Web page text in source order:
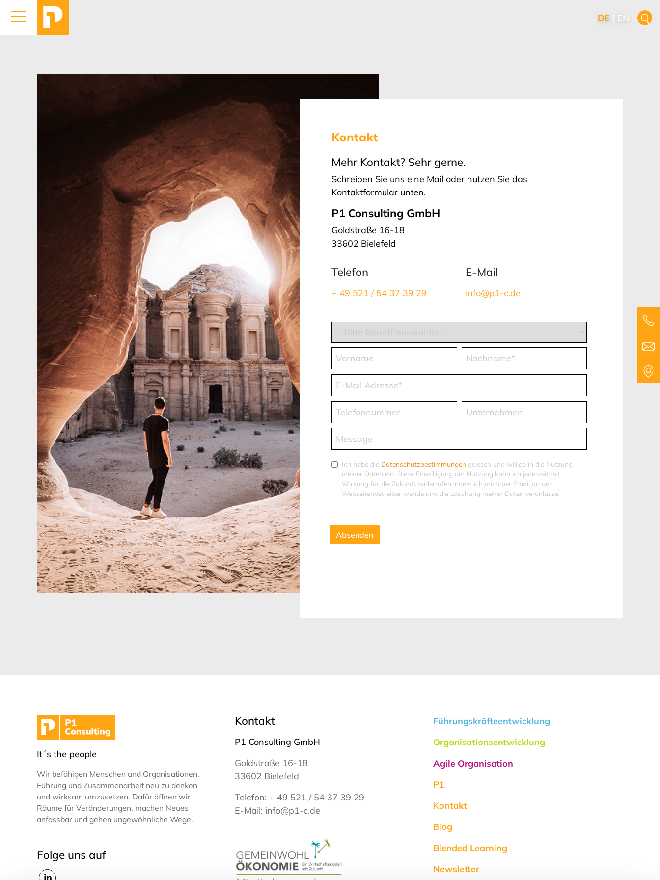
DE EN
Kontakt
Mehr Kontakt? Sehr gerne.
Schreiben Sie uns eine Mail oder nutzen Sie das
Kontaktformular unten.
P1 Consulting GmbH
Goldstraße 16-18
33602 Bielefeld
Telefon
+ 49 521 / 54 37 39 29
E-Mail
info@p1-c.de
Ich habe die Datenschutzbestimmungen gelesen und willige in die Nutzung
meiner Daten ein. Diese Einwilligung der Nutzung kann ich jederzeit mit
Wirkung für die Zukunft widerrufen indem ich mich per Email an den
Webseitenbetreiber wende und die Löschung meiner Daten veranlasse.
It´s the people
Wir befähigen Menschen und Organisationen,
Führung und Zusammenarbeit neu zu denken
und wirksam umzusetzen. Dafür öffnen wir
Räume für Veränderungen, machen Neues
anfassbar und gehen ungewöhnliche Wege.
Folge uns auf
Kontakt
P1 Consulting GmbH
Goldstraße 16-18
33602 Bielefeld
Telefon: + 49 521 / 54 37 39 29
E-Mail: info@p1-c.de
Führungskräfteentwicklung
Organisationsentwicklung
Agile Organisation
P1
Kontakt
Blog
Blended Learning
Newsletter